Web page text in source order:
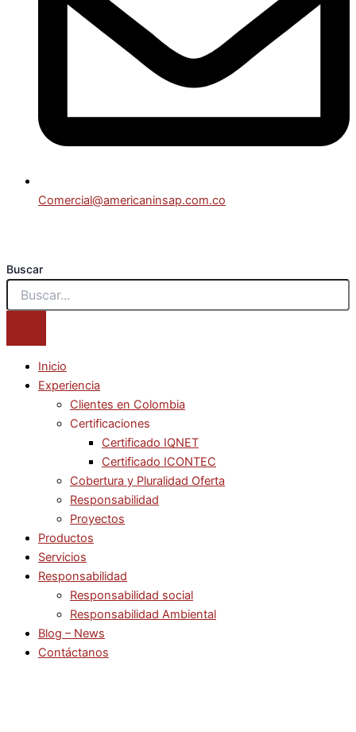
Comercial@americaninsap.com.co
Buscar
Inicio
Experiencia
Clientes en Colombia
Certificaciones
Certificado IQNET
Certificado ICONTEC
Cobertura y Pluralidad Oferta
Responsabilidad
Proyectos
Productos
Servicios
Responsabilidad
Responsabilidad social
Responsabilidad Ambiental
Blog – News
Contáctanos